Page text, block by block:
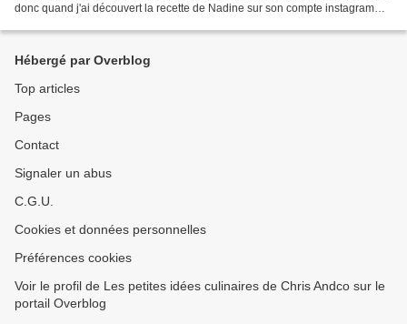
donc quand j'ai découvert la recette de Nadine sur son compte instagram
Hébergé par Overblog
Top articles
Pages
Contact
Signaler un abus
C.G.U.
Cookies et données personnelles
Préférences cookies
Voir le profil de Les petites idées culinaires de Chris Andco sur le
portail Overblog